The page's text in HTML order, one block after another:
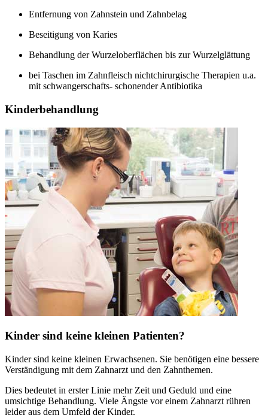
Entfernung von Zahnstein und Zahnbelag
Beseitigung von Karies
Behandlung der Wurzeloberflächen bis zur Wurzelglättung
bei Taschen im Zahnfleisch nichtchirurgische Therapien u.a.
mit schwangerschafts- schonender Antibiotika
Kinderbehandlung
Kinder sind keine kleinen Patienten?
Kinder sind keine kleinen Erwachsenen. Sie benötigen eine bessere
Verständigung mit dem Zahnarzt und den Zahnthemen.
Dies bedeutet in erster Linie mehr Zeit und Geduld und eine
umsichtige Behandlung. Viele Ängste vor einem Zahnarzt rühren
leider aus dem Umfeld der Kinder.